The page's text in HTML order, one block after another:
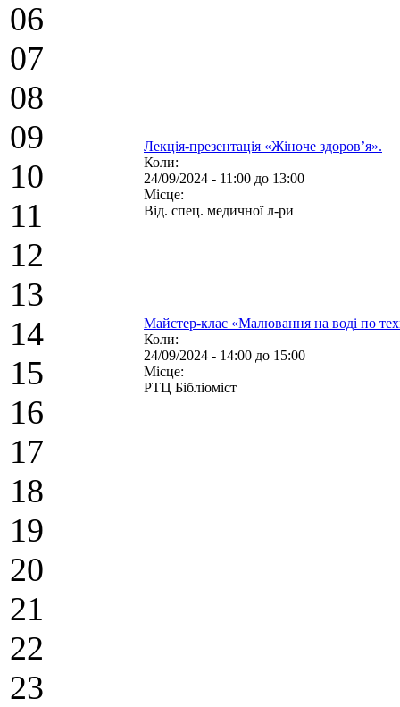
06
07
08
09
10
11
12
13
14
15
16
17
18
19
20
21
22
23
Лекція-презентація «Жіноче здоров’я».
Коли:
24/09/2024 - 11:00 до 13:00
Місце:
Від. спец. медичної л-ри
Майстер-клас «Малювання на воді по
Коли:
24/09/2024 - 14:00 до 15:00
Місце:
РТЦ Бібліоміст